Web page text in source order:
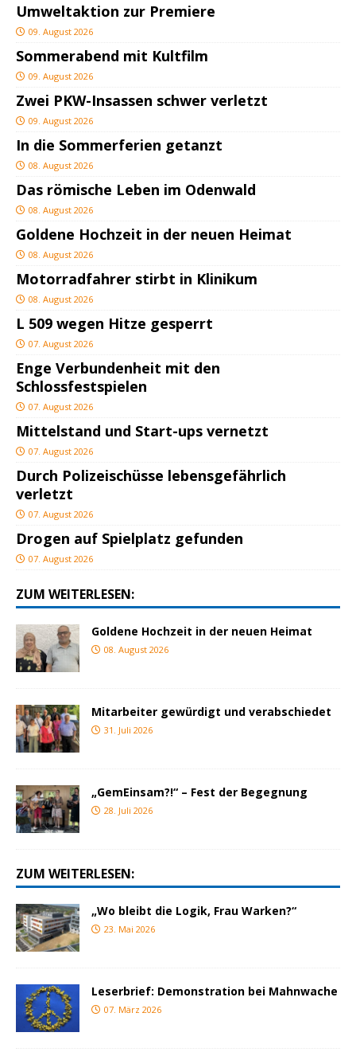
Umweltaktion zur Premiere
09. August 2026
Sommerabend mit Kultfilm
09. August 2026
Zwei PKW-Insassen schwer verletzt
09. August 2026
In die Sommerferien getanzt
08. August 2026
Das römische Leben im Odenwald
08. August 2026
Goldene Hochzeit in der neuen Heimat
08. August 2026
Motorradfahrer stirbt in Klinikum
08. August 2026
L 509 wegen Hitze gesperrt
07. August 2026
Enge Verbundenheit mit den
Schlossfestspielen
07. August 2026
Mittelstand und Start-ups vernetzt
07. August 2026
Durch Polizeischüsse lebensgefährlich
verletzt
07. August 2026
Drogen auf Spielplatz gefunden
07. August 2026
ZUM WEITERLESEN:
Goldene Hochzeit in der neuen Heimat
08. August 2026
Mitarbeiter gewürdigt und verabschiedet
31. Juli 2026
„GemEinsam?!“ – Fest der Begegnung
28. Juli 2026
ZUM WEITERLESEN:
„Wo bleibt die Logik, Frau Warken?“
23. Mai 2026
Leserbrief: Demonstration bei Mahnwache
07. März 2026